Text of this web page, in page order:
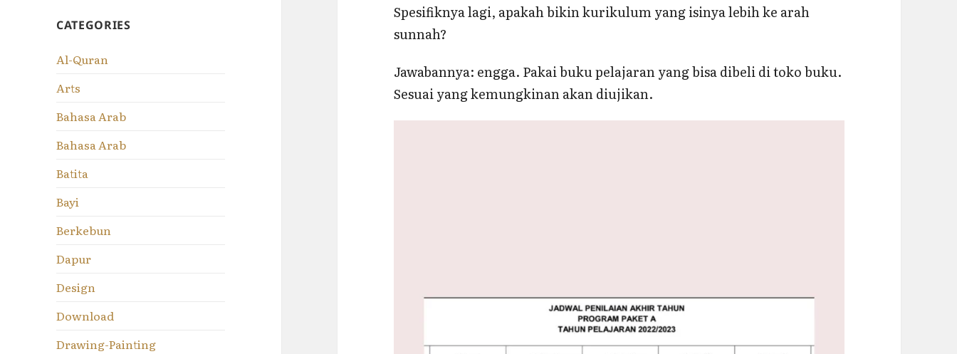
CATEGORIES
Al-Quran
Arts
Bahasa Arab
Bahasa Arab
Batita
Bayi
Berkebun
Dapur
Design
Download
Drawing-Painting
Spesifiknya lagi, apakah bikin kurikulum yang isinya lebih ke arah
sunnah?
Jawabannya: engga. Pakai buku pelajaran yang bisa dibeli di toko buku.
Sesuai yang kemungkinan akan diujikan.